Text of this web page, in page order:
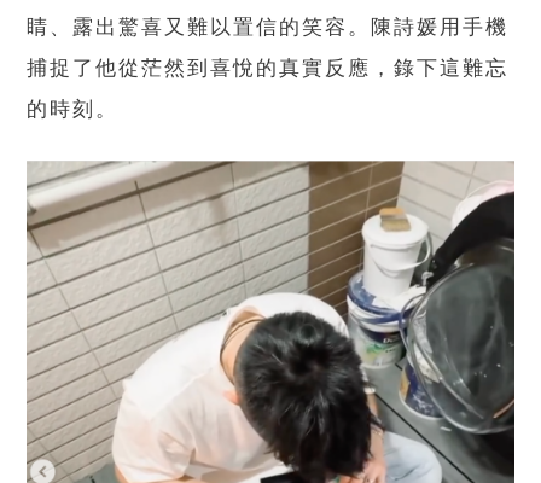
睛、露出驚喜又難以置信的笑容。陳詩媛用手機
捕捉了他從茫然到喜悅的真實反應，錄下這難忘
的時刻。